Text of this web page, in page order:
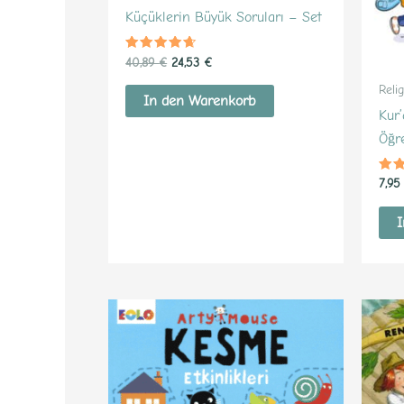
Küçüklerin Büyük Soruları – Set
Bewertet
mit
4.37
von 5
40,89€ 24,53 €
In den Warenkorb
von
7,95